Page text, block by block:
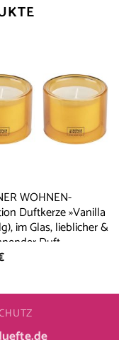
WOHNEN-
Duftkerze »Vanilla
im Glas, lieblicher &
Duft,
30 – 40 Stunden